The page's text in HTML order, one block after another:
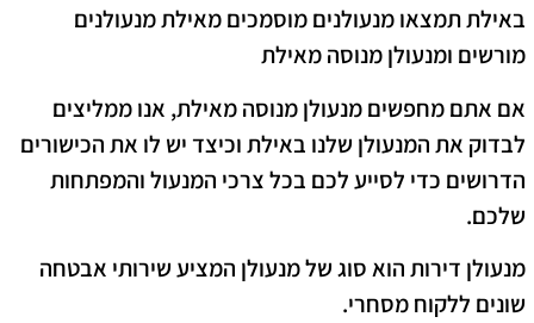
באילת תמצאו מנעולנים מוסמכים מאילת מנעולנים
מורשים ומנעולן מנוסה מאילת
אם אתם מחפשים מנעולן מנוסה מאילת, אנו ממליצים
לבדוק את המנעולן שלנו באילת וכיצד יש לו את הכישורים
הדרושים כדי לסייע לכם בכל צרכי המנעול והמפתחות
שלכם.
מנעולן דירות הוא סוג של מנעולן המציע שירותי אבטחה
שונים ללקוח מסחרי.